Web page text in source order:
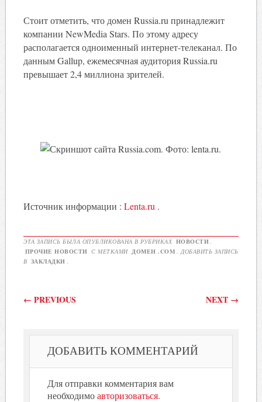
Стоит отметить, что домен Russia.ru принадлежит
компании NewMedia Stars. По этому адресу
располагается одноименный интернет-телеканал. По
данным Gallup, ежемесячная аудитория Russia.ru
превышает 2,4 миллиона зрителей.
Источник информации : Lenta.ru .
ЭТА ЗАПИСЬ БЫЛА ОПУБЛИКОВАНА В РУБРИКАХ НОВОСТИ
ПРОЧИЕ НОВОСТИ С МЕТКАМИ ДОМЕН .COM
. ДОБАВИТЬ ЗАПИСЬ
В ЗАКЛАДКИ
Post navigation
← PREVIOUS NEXT →
ДОБАВИТЬ КОММЕНТАРИЙ
Для отправки комментария вам
необходимоавторизоваться.